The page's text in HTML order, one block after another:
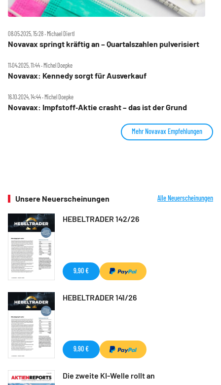
08.05.2025, 15:28 ‧ Michael Diertl
Novavax springt kräftig an – Quartalszahlen pulverisiert
11.04.2025, 11:44 ‧ Michel Doepke
Novavax: Kennedy sorgt für Ausverkauf
16.10.2024, 14:44 ‧ Michel Doepke
Novavax: Impfstoff‑Aktie crasht – das ist der Grund
Mehr Novavax Empfehlungen
Unsere Neuerscheinungen Alle Neuerscheinungen
HEBELTRADER 142/26
9,90 €
HEBELTRADER 141/26
9,90 €
Die zweite KI-Welle rollt an